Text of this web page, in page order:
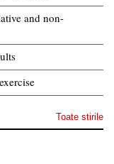
and non-
Toate stirile